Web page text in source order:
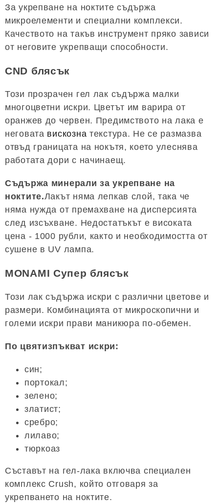
За укрепване на ноктите съдържа
микроелементи и специални комплекси.
Качеството на такъв инструмент пряко зависи
от неговите укрепващи способности.
CND блясък
Този прозрачен гел лак съдържа малки
многоцветни искри. Цветът им варира от
оранжев до червен. Предимството на лака е
неговата вискозна текстура. Не се размазва
отвъд границата на нокътя, което улеснява
работата дори с начинаещ.
Съдържа минерали за укрепване на
ноктите.Лакът няма лепкав слой, така че
няма нужда от премахване на дисперсията
след изсъхване. Недостатъкът е високата
цена - 1000 рубли, както и необходимостта от
сушене в UV лампа.
MONAMI Супер блясък
Този лак съдържа искри с различни цветове и
размери. Комбинацията от микроскопични и
големи искри прави маникюра по-обемен.
По цвятизпъкват искри:
син;
портокал;
зелено;
златист;
сребро;
лилаво;
тюркоаз
Съставът на гел-лака включва специален
комплекс Crush, който отговаря за
укрепването на ноктите.